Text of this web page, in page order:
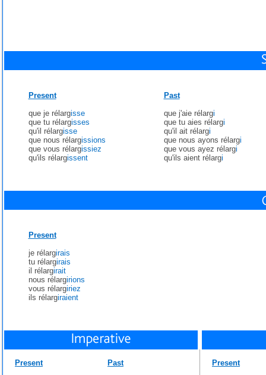
Present
que je rélargisse
que tu rélargisses
qu'il rélargisse
que nous rélargissions
que vous rélargissiez
qu'ils rélargissent
Past
que j'aie rélargi
que tu aies rélargi
qu'il ait rélargi
que nous ayons rélargi
que vous ayez rélargi
qu'ils aient rélargi
Present
je rélargirais
tu rélargirais
il rélargirait
nous rélargirions
vous rélargiriez
ils rélargiraient
Present
Past
Present